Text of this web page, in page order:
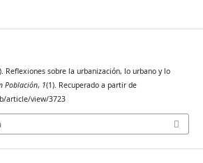
Reflexiones sobre la urbanización, lo urbano y lo
Población, 1(1). Recuperado a partir de
article/view/3723